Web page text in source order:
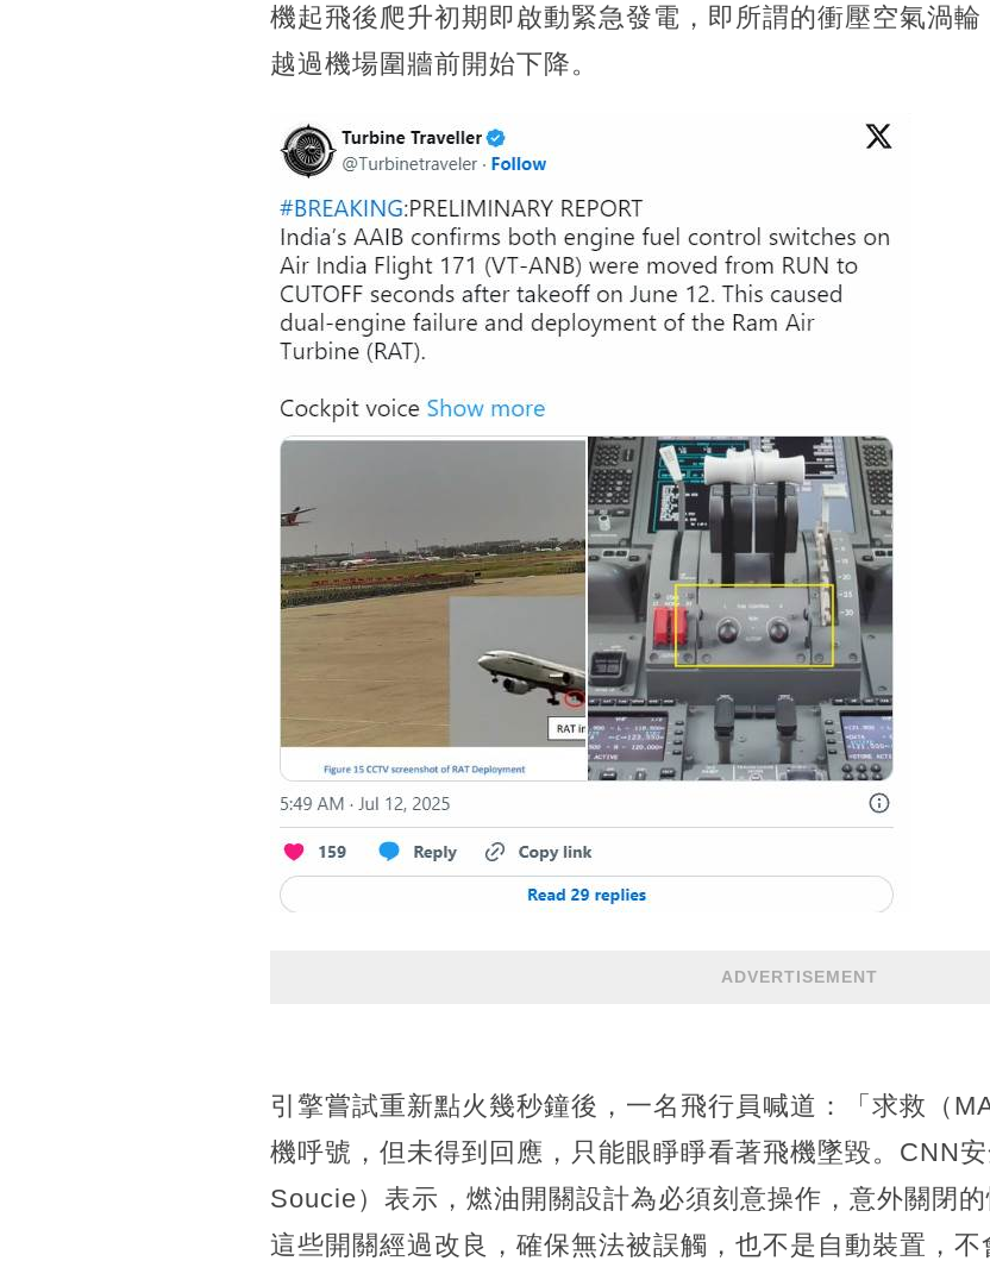
機起飛後爬升初期即啟動緊急發電，即所謂的衝壓空氣渦
越過機場圍牆前開始下降。
ADVERTISEMENT
引擎嘗試重新點火幾秒鐘後，一名飛行員喊道：「求救（
機呼號，但未得到回應，只能眼睜睜看著飛機墜毀。CNN
Soucie）表示，燃油開關設計為必須刻意操作，意外關閉
這些開關經過改良，確保無法被誤觸，也不是自動裝置，不